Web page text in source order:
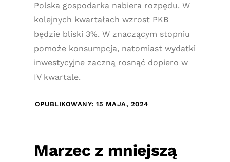
Polska gospodarka nabiera rozpędu. W
kolejnych kwartałach wzrost PKB
będzie bliski 3%. W znaczącym stopniu
pomoże konsumpcja, natomiast wydatki
inwestycyjne zaczną rosnąć dopiero w
IV kwartale.
OPUBLIKOWANY: 15 MAJA, 2024
Marzec z mniejszą